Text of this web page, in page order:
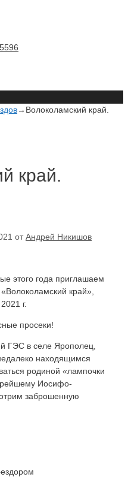
→ Волоколамский край.
край.
отАндрей Никишов
этого года приглашаем
край»,
г.
просеки!
ГЭС в селе Ярополец,
находящимся
родиной «лампочки
Иосифо-
заброшенную